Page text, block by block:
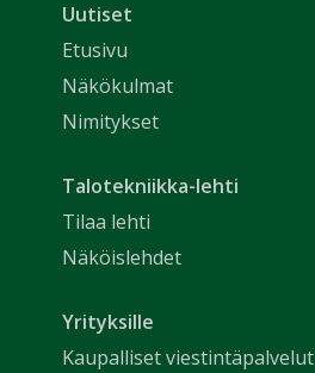
Uutiset
Etusivu
Näkökulmat
Nimitykset
Talotekniikka-lehti
Tilaa lehti
Näköislehdet
Yrityksille
Kaupalliset viestintäpalvelut